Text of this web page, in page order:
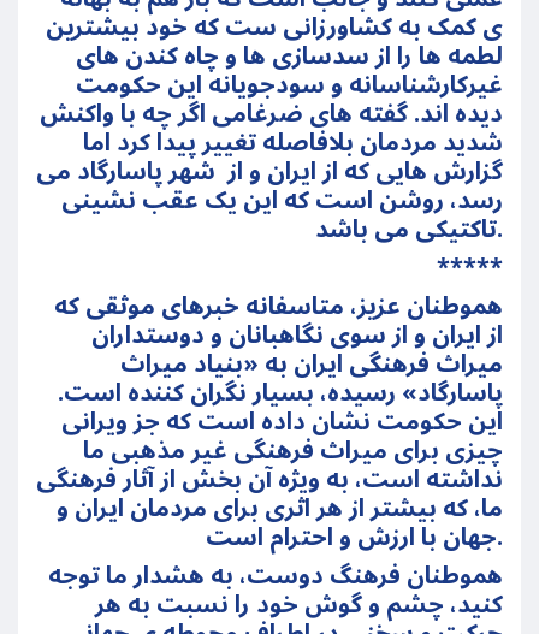
ی کمک به کشاورزانی ست که خود بیشترین
لطمه ها را از سدسازی ها و چاه کندن های
غیرکارشناسانه و سودجویانه این حکومت
دیده اند. گفته های ضرغامی اگر چه با واکنش
شدید مردمان بلافاصله تغییر پیدا کرد اما
گزارش هایی که از ایران و از شهر پاسارگاد می
رسد، روشن است که این یک عقب نشینی
تاکتیکی می باشد.
*****
هموطنان عزیز، متاسفانه خبرهای موثقی که
از ایران و از سوی نگاهبانان و دوستداران
میراث فرهنگی ایران به «بنیاد میراث
پاسارگاد» رسیده، بسیار نگران کننده است.
این حکومت نشان داده است که جز ویرانی
چیزی برای میراث فرهنگی غیر مذهبی ما
نداشته است، به ويژه آن بخش از آثار فرهنگی
ما، که بیشتر از هر اثری برای مردمان ایران و
جهان با ارزش و احترام است.
هموطنان فرهنگ دوست، به هشدار ما توجه
کنید، چشم و گوش خود را نسبت به هر